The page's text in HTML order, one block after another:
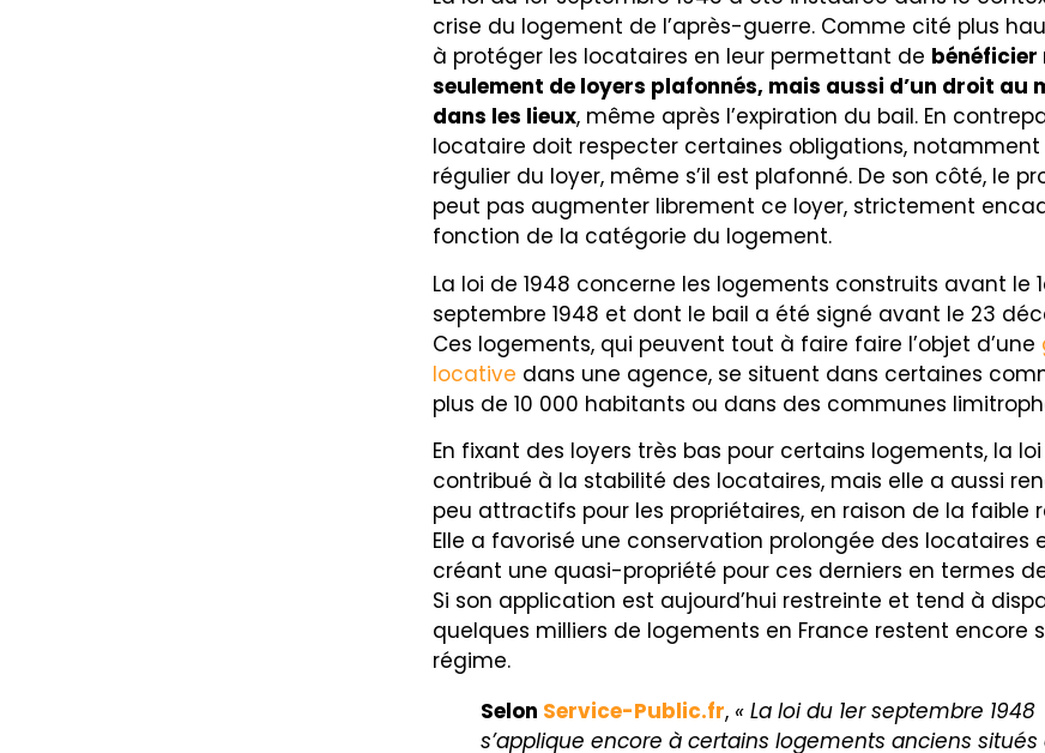
crise du logement de l’après-guerre. Comme cité plus
à protéger les locataires en leur permettant de bénéficier
seulement de loyers plafonnés, mais aussi d’un droit au
dans les lieux, même après l’expiration du bail. En
locataire doit respecter certaines obligations,
régulier du loyer, même s’il est plafonné. De son côté, le
peut pas augmenter librement ce loyer, strictement
fonction de la catégorie du logement.
La loi de 1948 concerne les logements construits avant le
septembre 1948 et dont le bail a été signé avant le 23
Ces logements, qui peuvent tout à faire faire l’objet d’une
locative dans une agence, se situent dans certaines
plus de 10 000 habitants ou dans des communes
En fixant des loyers très bas pour certains logements, la loi
contribué à la stabilité des locataires, mais elle a aussi
peu attractifs pour les propriétaires, en raison de la faible
Elle a favorisé une conservation prolongée des locataires
créant une quasi-propriété pour ces derniers en termes
Si son application est aujourd’hui restreinte et tend à
quelques milliers de logements en France restent encore
régime.
Selon Service-Public.fr, « La loi du 1er septembre 1948
s’applique encore à certains logements anciens situés